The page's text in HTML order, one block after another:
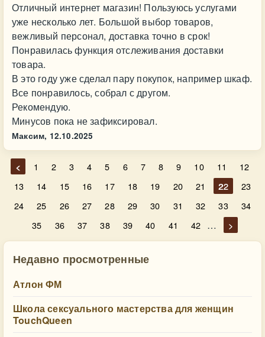
Отличный интернет магазин! Пользуюсь услугами
уже несколько лет. Большой выбор товаров,
вежливый персонал, доставка точно в срок!
Понравилась функция отслеживания доставки
товара.
В это году уже сделал пару покупок, например шкаф.
Все понравилось, собрал с другом.
Рекомендую.
Минусов пока не зафиксировал.
Максим, 12.10.2025
< 1 2 3 4 5 6 7 8 9 10 11
12
13
14 15 16 17 18 19 20 21 22
23
24
25 26 27 28 29 30 31 32 33
34
35
36 37 38 39 40 41 42 … >
Недавно просмотренные
Атлон ФМ
Школа сексуального мастерства для женщин
TouchQueen